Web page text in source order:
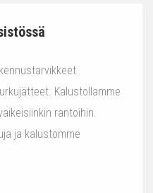
Kalustollamme
rantoihin.
ja kalustomme